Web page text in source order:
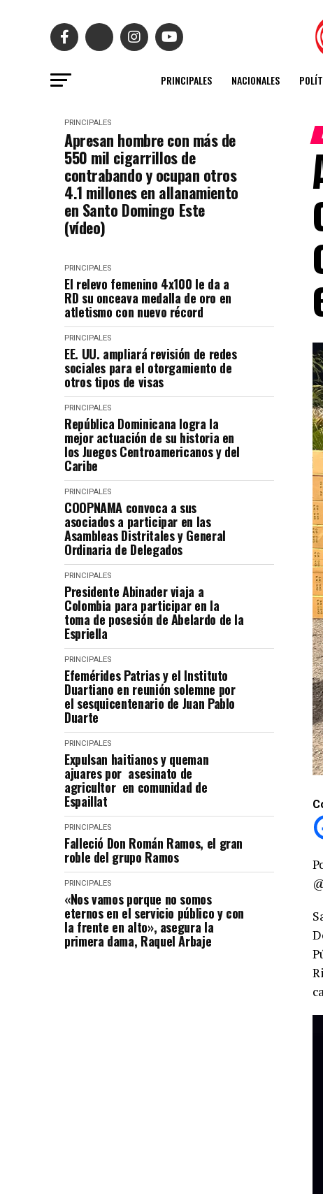
PRINCIPALES NACIONALES
PRINCIPALES
Apresan hombre con más de
550 mil cigarrillos de
contrabando y ocupan otros
4.1 millones en allanamiento
en Santo Domingo Este
(vídeo)
PRINCIPALES
El relevo femenino 4x100 le da a
RD su onceava medalla de oro en
atletismo con nuevo récord
PRINCIPALES
EE. UU. ampliará revisión de redes
sociales para el otorgamiento de
otros tipos de visas
PRINCIPALES
República Dominicana logra la
mejor actuación de su historia en
los Juegos Centroamericanos y del
Caribe
PRINCIPALES
COOPNAMA convoca a sus
asociados a participar en las
Asambleas Distritales y General
Ordinaria de Delegados
PRINCIPALES
Presidente Abinader viaja a
Colombia para participar en la
toma de posesión de Abelardo de la
Espriella
PRINCIPALES
Efemérides Patrias y el Instituto
Duartiano en reunión solemne por
el sesquicentenario de Juan Pablo
Duarte
PRINCIPALES
Expulsan haitianos y queman
ajuares por asesinato de
agricultor en comunidad de
Espaillat
PRINCIPALES
Falleció Don Román Ramos, el gran
roble del grupo Ramos
PRINCIPALES
«Nos vamos porque no somos
eternos en el servicio público y con
la frente en alto», asegura la
primera dama, Raquel Arbaje